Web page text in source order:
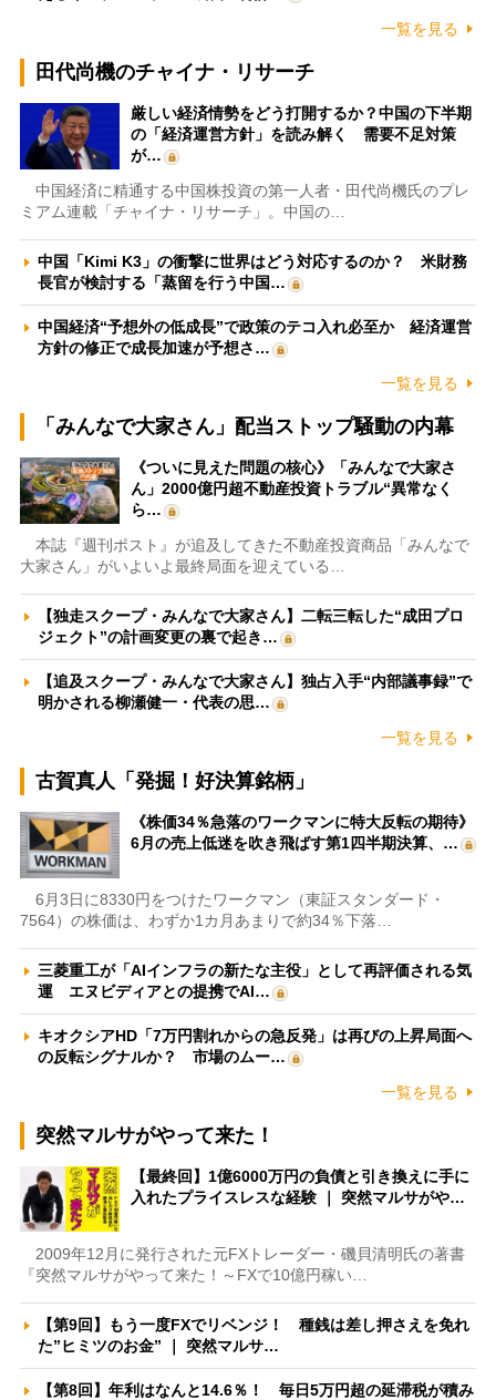
一覧を見る
田代尚機のチャイナ・リサーチ
厳しい経済情勢をどう打開するか？中国の下半期
の「経済運営方針」を読み解く 需要不足対策
が…
中国経済に精通する中国株投資の第一人者・田代尚機氏のプレ
ミアム連載「チャイナ・リサーチ」。中国の…
中国「Kimi K3」の衝撃に世界はどう対応するのか？ 米財務
長官が検討する「蒸留を行う中国…
中国経済“予想外の低成長”で政策のテコ入れ必至か 経済運営
方針の修正で成長加速が予想さ…
一覧を見る
「みんなで大家さん」配当ストップ騒動の内幕
《ついに見えた問題の核心》「みんなで大家さ
ん」2000億円超不動産投資トラブル“異常なく
ら…
本誌『週刊ポスト』が追及してきた不動産投資商品「みんなで
大家さん」がいよいよ最終局面を迎えている…
【独走スクープ・みんなで大家さん】二転三転した“成田プロ
ジェクト”の計画変更の裏で起き…
【追及スクープ・みんなで大家さん】独占入手“内部議事録”で
明かされる柳瀬健一・代表の思…
一覧を見る
古賀真人「発掘！好決算銘柄」
《株価34％急落のワークマンに特大反転の期待》
6月の売上低迷を吹き飛ばす第1四半期決算、…
6月3日に8330円をつけたワークマン（東証スタンダード・
7564）の株価は、わずか1カ月あまりで約34％下落…
三菱重工が「AIインフラの新たな主役」として再評価される気
運 エヌビディアとの提携でAI…
キオクシアHD「7万円割れからの急反発」は再びの上昇局面へ
の反転シグナルか？ 市場のムー…
一覧を見る
突然マルサがやって来た！
【最終回】1億6000万円の負債と引き換えに手に
入れたプライスレスな経験 ｜ 突然マルサがや…
2009年12月に発行された元FXトレーダー・磯貝清明氏の著書
『突然マルサがやって来た！～FXで10億円稼い…
【第9回】もう一度FXでリベンジ！ 種銭は差し押さえを免れ
た”ヒミツのお金” ｜ 突然マルサ…
【第8回】年利はなんと14.6％！ 毎日5万円超の延滞税が積み